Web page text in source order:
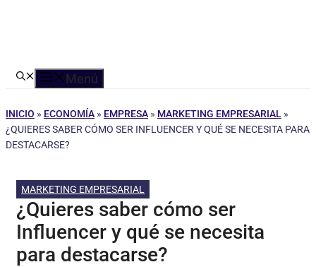
Menú
INICIO » ECONOMÍA » EMPRESA » MARKETING EMPRESARIAL »
¿QUIERES SABER CÓMO SER INFLUENCER Y QUÉ SE NECESITA PARA
DESTACARSE?
MARKETING EMPRESARIAL
¿Quieres saber cómo ser
Influencer y qué se necesita
para destacarse?